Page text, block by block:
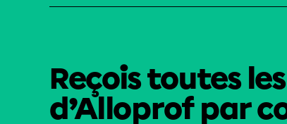
Reçois toutes
d’Alloprof par